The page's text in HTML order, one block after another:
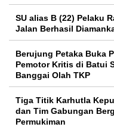
SU alias B (22) Pelaku
Jalan Berhasil
Berujung Petaka Buka
Pemotor Kritis di Batui
Banggai Olah TKP
Tiga Titik Karhutla
dan Tim Gabungan
Permukiman